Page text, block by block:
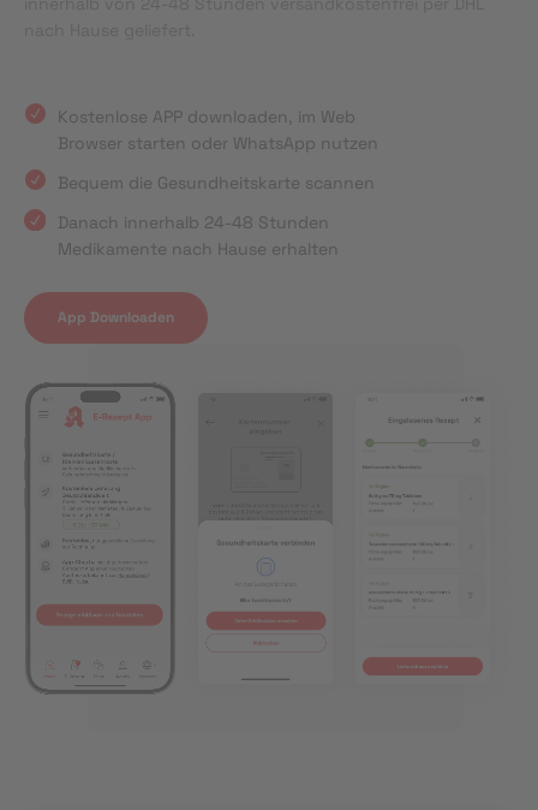
Kostenlose APP downloaden, im Web
Browser starten oder WhatsApp nutzen
Bequem die Gesundheitskarte scannen
Danach innerhalb 24-48 Stunden
Medikamente nach Hause erhalten
App Downloaden